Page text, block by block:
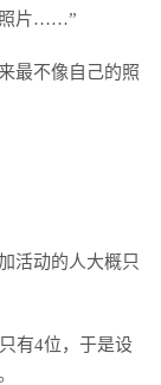
照片……”
最不像自己的照
活动的人大概只
有4位，于是设